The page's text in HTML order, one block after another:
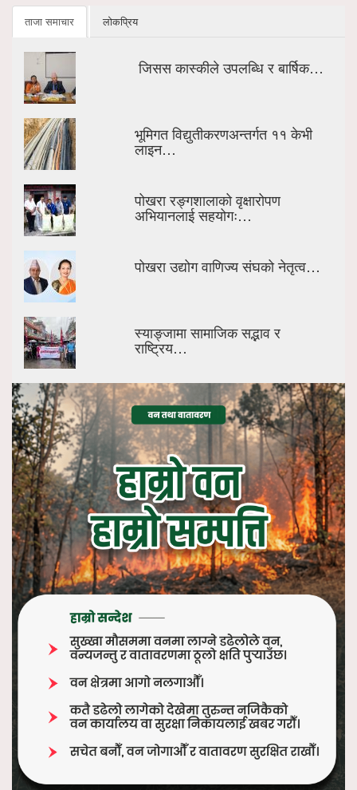
ताजा समाचार लोकप्रिय
जिसस कास्कीले उपलब्धि र बार्षिक…
भूमिगत विद्युतीकरणअन्तर्गत ११ केभी
लाइन…
पोखरा रङ्गशालाको वृक्षारोपण
अभियानलाई सहयोगः…
पोखरा उद्योग वाणिज्य संघको नेतृत्व…
स्याङ्जामा सामाजिक सद्भाव र
राष्ट्रिय…